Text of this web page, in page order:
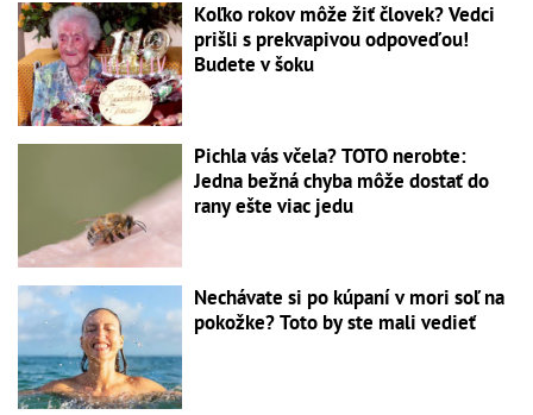
Koľko rokov môže žiť človek? Vedci
prišli s prekvapivou odpoveďou!
Budete v šoku
Pichla vás včela? TOTO nerobte:
Jedna bežná chyba môže dostať do
rany ešte viac jedu
Nechávate si po kúpaní v mori soľ na
pokožke? Toto by ste mali vedieť